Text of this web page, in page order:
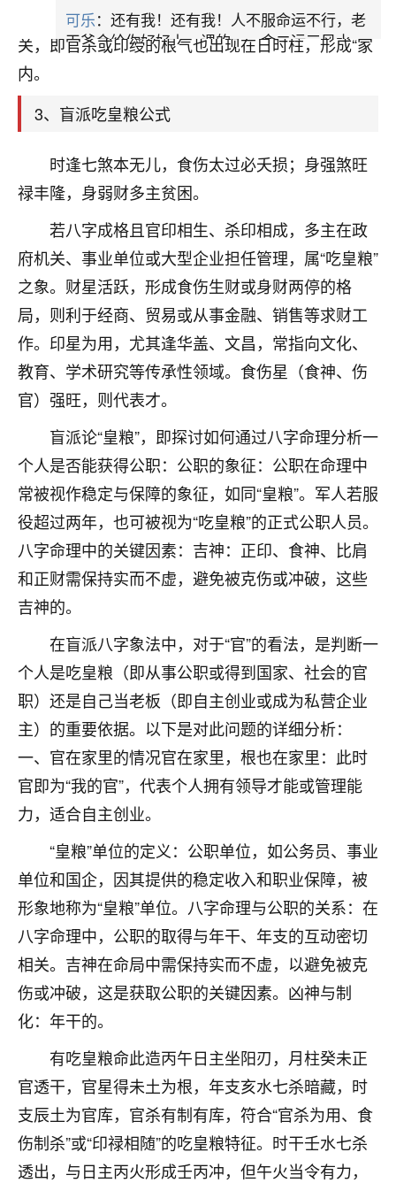
官杀或印绶的根气出现在年月柱；二是与个人相
关，即官杀或印绶的根气也出现在日时柱，形成“家
内。
3、盲派吃皇粮公式
时逢七煞本无儿，食伤太过必夭损；身强煞旺
禄丰隆，身弱财多主贫困。
若八字成格且官印相生、杀印相成，多主在政
府机关、事业单位或大型企业担任管理，属“吃皇粮”
之象。财星活跃，形成食伤生财或身财两停的格
局，则利于经商、贸易或从事金融、销售等求财工
作。印星为用，尤其逢华盖、文昌，常指向文化、
教育、学术研究等传承性领域。食伤星（食神、伤
官）强旺，则代表才。
盲派论“皇粮”，即探讨如何通过八字命理分析一
个人是否能获得公职：公职的象征：公职在命理中
常被视作稳定与保障的象征，如同“皇粮”。军人若服
役超过两年，也可被视为“吃皇粮”的正式公职人员。
八字命理中的关键因素：吉神：正印、食神、比肩
和正财需保持实而不虚，避免被克伤或冲破，这些
吉神的。
在盲派八字象法中，对于“官”的看法，是判断一
个人是吃皇粮（即从事公职或得到国家、社会的官
职）还是自己当老板（即自主创业或成为私营企业
主）的重要依据。以下是对此问题的详细分析：
一、官在家里的情况官在家里，根也在家里：此时
官即为“我的官”，代表个人拥有领导才能或管理能
力，适合自主创业。
“皇粮”单位的定义：公职单位，如公务员、事业
单位和国企，因其提供的稳定收入和职业保障，被
形象地称为“皇粮”单位。八字命理与公职的关系：在
八字命理中，公职的取得与年干、年支的互动密切
相关。吉神在命局中需保持实而不虚，以避免被克
伤或冲破，这是获取公职的关键因素。凶神与制
化：年干的。
有吃皇粮命此造丙午日主坐阳刃，月柱癸未正
官透干，官星得未土为根，年支亥水七杀暗藏，时
支辰土为官库，官杀有制有库，符合“官杀为用、食
伤制杀”或“印禄相随”的吃皇粮特征。时干壬水七杀
透出，与日主丙火形成壬丙冲，但午火当令有力，
可乐：还有我！还有我！人不服命运不行，老
天爷会给你好好上一课的。一命二运三风水，
卦，认识老师3年了，都是缘分啊！
心若莲花
一家，要么生意不好，生意好的就出事。前些年攒的
家底快败光了，真是倒霉！我也想找人看看到底怎么
回事？
鹿森：你可以找老师看看，人有时不服命不行
啊！
太阳当空赵：我也做餐饮的，生意不算大，但
是我从找店开始都是找慧来老师跟进的，选
址、风水、还有开业日子，哪哪都看了，虽然
刚找老师做了补财库，希望财运更好一点！
2小时前 来自海南 18
梦醒时分
我女儿高二叛逆，大半年不上学，一说她就要死要活
的，把我们两口子愁的不行，朋友给我推荐的慧来老
师，一开始我是病急乱投医，这半年来，法事一个个
做完，我女儿跟变了个人一样，不期望她能考多好的
康康的我就很知足了！
鹿森 ：可怜天下父母心啊！
3小时前 来自河北
付深
我是公司人事调整，有升迁机会，但同时竞争的我们
三个，找老师的时候是抱着侥幸心理，没想到老师看
太岁还有一个发钱粮，本来年前的人事调整，拖到年
后，我以为都没戏了，结果开年一上班，开会提拔升
职第一个就是我，职务无所谓，主要是底薪加了
3000，非常开心，无论如何，感恩感谢！🙏🏻
鹿森：恭喜升职加薪！！，请客吗？�
12小时前 来自北京 32
心心相印
我身体不太好，总是病病殃殃的，去检查又没什么大
问题，反正就是不舒服。中医西医看遍了，找不到问
题，后来无意中看到有人推荐慧来老师，跟老师聊过
之后，心情豁然开朗，也听老师建议，处理了一些因
果问题。今年以来，身体比以前好多，主要是心情好
了，老师说境随心转，现在深有体会了。